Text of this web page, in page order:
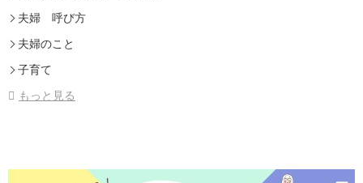
夫婦 呼び方
夫婦のこと
子育て
もっと見る